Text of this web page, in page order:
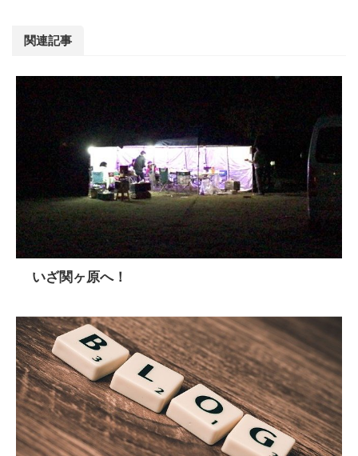
関連記事
いざ関ヶ原へ！